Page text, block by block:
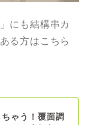
にも結構串カ
る方はこちら
ゃう！覆面調